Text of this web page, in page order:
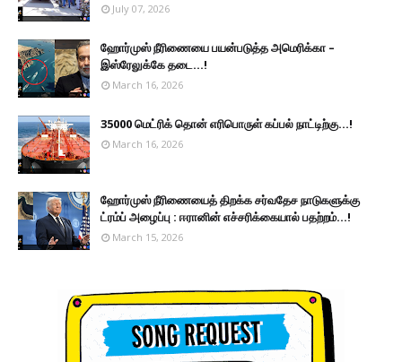
July 07, 2026
ஹோர்முஸ் நீரிணையை பயன்படுத்த அமெரிக்கா –
இஸ்ரேலுக்கே தடை...!
March 16, 2026
35000 மெட்ரிக் தொன் எரிபொருள் கப்பல் நாட்டிற்கு...!
March 16, 2026
ஹோர்முஸ் நீரிணையைத் திறக்க சர்வதேச நாடுகளுக்கு
ட்ரம்ப் அழைப்பு : ஈரானின் எச்சரிக்கையால் பதற்றம்...!
March 15, 2026